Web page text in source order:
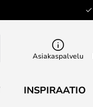
Asiakaspalvelu
INSPIRAATIO